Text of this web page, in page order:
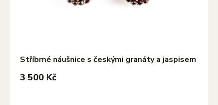
Stříbrné náušnice s českými granáty a jaspisem
3 500 Kč